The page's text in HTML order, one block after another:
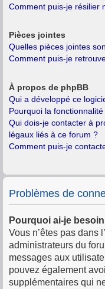
Comment puis-je résilier
Pièces jointes
Quelles pièces jointes
Comment puis-je
À propos de phpBB
Qui a développé ce
Pourquoi la
Qui dois-je contacter à
légaux liés à ce forum ?
Comment puis-je
Problèmes de
Pourquoi ai-je
Vous n’êtes pas dans
administrateurs du
messages aux
pouvez également
supplémentaires qui